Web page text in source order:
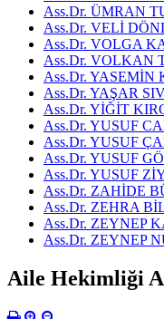
Ass.Dr. ÜMRAN
Ass.Dr. VELİ
Ass.Dr. VOLGA
Ass.Dr. VOLKAN
Ass.Dr.
Ass.Dr. YAŞAR
Ass.Dr. YİĞİT
Ass.Dr. YUSUF
Ass.Dr. YUSUF
Ass.Dr. YUSUF
Ass.Dr. YUSUF
Ass.Dr. ZAHİDE
Ass.Dr. ZEHRA
Ass.Dr. ZEYNEP
Ass.Dr. ZEYNEP
Aile Hekimliği